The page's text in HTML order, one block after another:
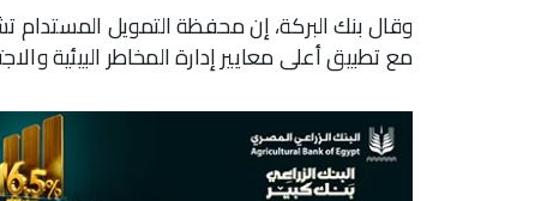
وقال بنك البركة، إن محفظة التمويل المستدام
مع تطبيق أعلى معايير إدارة المخاطر البيئية